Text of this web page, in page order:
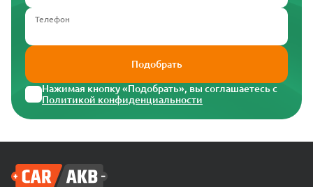
Телефон
Подобрать
Нажимая кнопку «Подобрать», вы соглашаетесь с
Политикой конфиденциальности